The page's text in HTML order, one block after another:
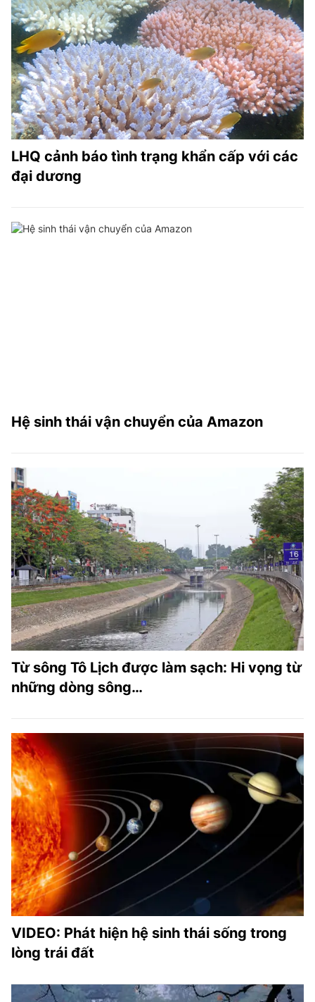
LHQ cảnh báo tình trạng khẩn cấp với các
đại dương
Hệ sinh thái vận chuyển của Amazon
Từ sông Tô Lịch được làm sạch: Hi vọng từ
những dòng sông…
VIDEO: Phát hiện hệ sinh thái sống trong
lòng trái đất